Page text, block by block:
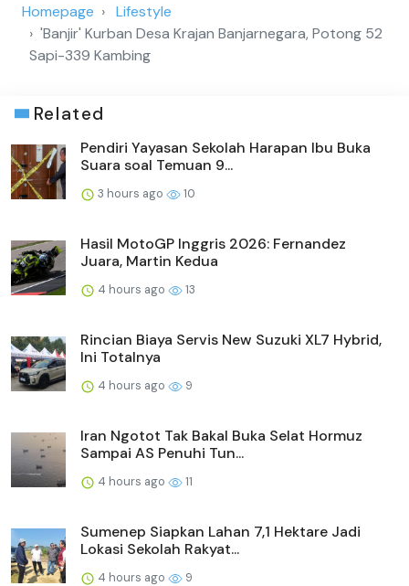
Homepage
Lifestyle
'Banjir' Kurban Desa Krajan Banjarnegara, Potong 52
Sapi-339 Kambing
Related
Pendiri Yayasan Sekolah Harapan Ibu Buka
Suara soal Temuan 9...
3 hours ago 10
Hasil MotoGP Inggris 2026: Fernandez
Juara, Martin Kedua
4 hours ago 13
Rincian Biaya Servis New Suzuki XL7 Hybrid,
Ini Totalnya
4 hours ago 9
Iran Ngotot Tak Bakal Buka Selat Hormuz
Sampai AS Penuhi Tun...
4 hours ago 11
Sumenep Siapkan Lahan 7,1 Hektare Jadi
Lokasi Sekolah Rakyat...
4 hours ago 9